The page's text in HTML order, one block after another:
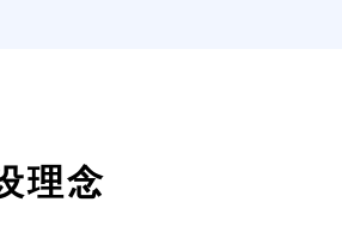
理念